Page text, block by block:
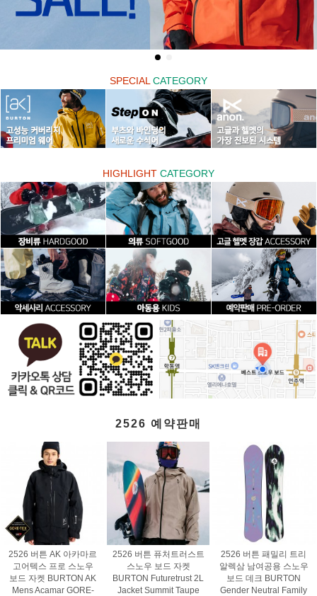
SPECIALCATEGORY
HIGHLIGHT CATEGORY
2526 예약판매
2526 버튼 AK 아카마르
고어텍스 프로 스노우
보드 자켓 BURTON AK
Mens Acamar GORE-
2526 버튼 퓨처트러스트
스노우 보드 자켓
BURTON Futuretrust 2L
Jacket Summit Taupe
2526 버튼 패밀리 트리
알렉삼 남여공용 스노우
보드 데크 BURTON
Gender Neutral Family